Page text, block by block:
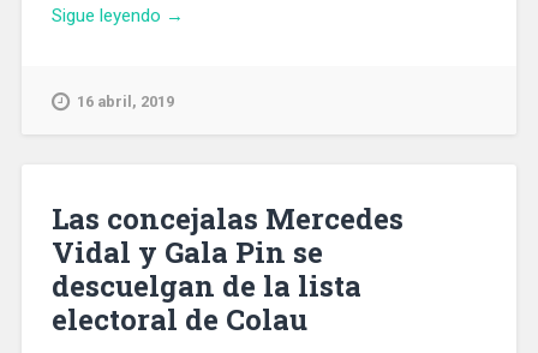
Sigue leyendo «TMB
pedido
→
16 abril, 2019
Las concejalas Mercedes
Vidal y Gala Pin se
descuelgan de la lista
electoral de Colau